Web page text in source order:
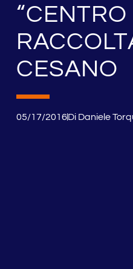
CESANO
05/17/2016DiDaniele